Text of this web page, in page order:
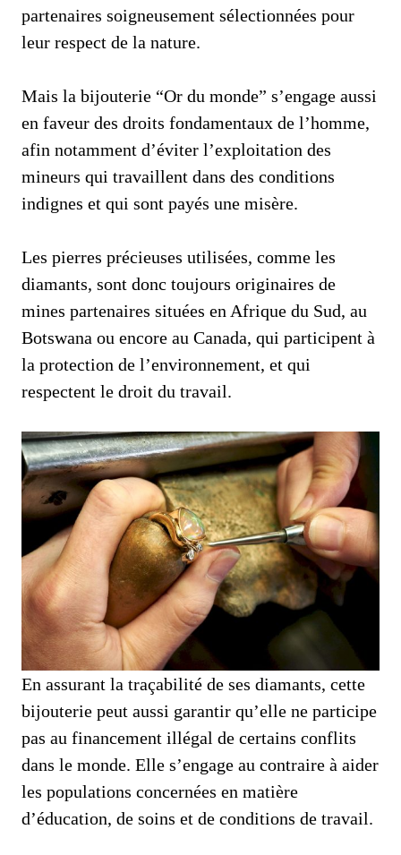
partenaires soigneusement sélectionnées pour
leur respect de la nature.
Mais la bijouterie “Or du monde” s’engage aussi
en faveur des droits fondamentaux de l’homme,
afin notamment d’éviter l’exploitation des
mineurs qui travaillent dans des conditions
indignes et qui sont payés une misère.
Les pierres précieuses utilisées, comme les
diamants, sont donc toujours originaires de
mines partenaires situées en Afrique du Sud, au
Botswana ou encore au Canada, qui participent à
la protection de l’environnement, et qui
respectent le droit du travail.
En assurant la traçabilité de ses diamants, cette
bijouterie peut aussi garantir qu’elle ne participe
pas au financement illégal de certains conflits
dans le monde. Elle s’engage au contraire à aider
les populations concernées en matière
d’éducation, de soins et de conditions de travail.